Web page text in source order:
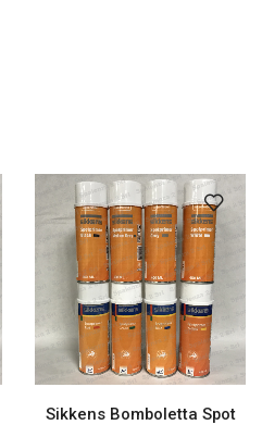
Sikkens Bomboletta Spot